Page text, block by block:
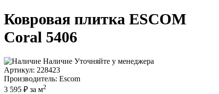
Ковровая плитка ESCOM
Coral 5406
Наличие Уточняйте у менеджера
Артикул: 228423
Производитель: Escom
3 595 ₽ за м2